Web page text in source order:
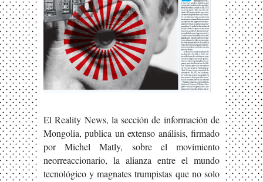
El Reality News, la sección de información de
Mongolia, publica un extenso análisis, firmado
por Michel Matly, sobre el movimiento
neorreaccionario, la alianza entre el mundo
tecnológico y magnates trumpistas que no solo